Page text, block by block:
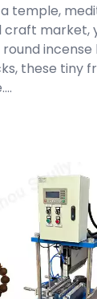
temple,
market,
incense
these tiny